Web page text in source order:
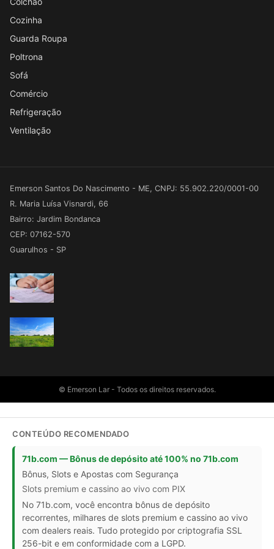
Cozinha
Guarda Roupa
Poltrona
Sofá
Comércio
Refrigeração
Ventilação
Emerson Santos Do Nascimento - ME, CNPJ: 55.902.220/0001-00
R. Maria Luísa Visnardi, 66
Bairro: Jardim Bondanca
CEP: 07162-570
Guarulhos - SP
© Emerson Lar - Todos os direitos reservados.
CONTEÚDO RECOMENDADO
71b.com — Bônus de depósito até 100% no 71b.com
Bônus, Slots e Apostas com Segurança
Slots premium e cassino ao vivo com PIX
No 71b.com, você encontra bônus de depósito
recorrentes, milhares de slots premium e cassino ao vivo
com dealers reais. Tudo protegido por criptografia SSL
256-bit e em conformidade com a LGPD.